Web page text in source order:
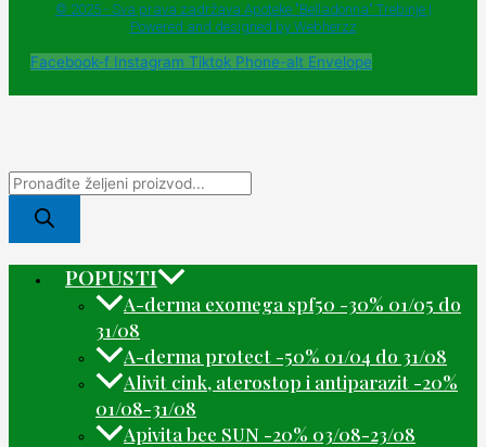
© 2025 - Sva prava zadržava Apoteke "Belladonna" Trebinje |
Powered and designed by Webherzz
Facebook-f Instagram Tiktok Phone-alt Envelope
POPUSTI
A-derma exomega spf50 -30% 01/05 do
31/08
A-derma protect -50% 01/04 do 31/08
Alivit cink, aterostop i antiparazit -20%
01/08-31/08
Apivita bee SUN -20% 03/08-23/08